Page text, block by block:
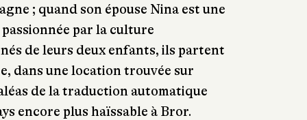
; quand son épouse Nina est une
par la culture
de leurs deux enfants, ils partent
dans une location trouvée sur
de la traduction automatique
encore plus haïssable à Bror.